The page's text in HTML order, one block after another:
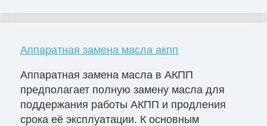
Аппаратная замена масла акпп
Аппаратная замена масла в АКПП
предполагает полную замену масла для
поддержания работы АКПП и продления
срока её эксплуатации. К основным